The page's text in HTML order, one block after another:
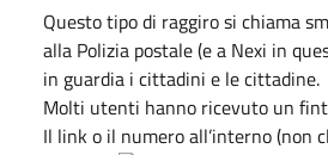
Questo tipo di raggiro si chiama
alla Polizia postale (e a Nexi in
in guardia i cittadini e le cittadine.
Molti utenti hanno ricevuto un
Il link o il numero all’interno (non